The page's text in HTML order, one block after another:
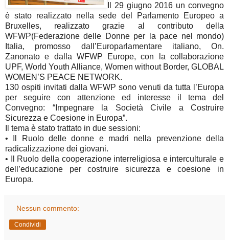
Il 29 giugno 2016 un convegno
è stato realizzato nella sede del Parlamento Europeo a
Bruxelles, realizzato grazie al contributo della
WFWP(Federazione delle Donne per la pace nel mondo)
Italia, promosso dall’Europarlamentare italiano, On.
Zanonato e dalla WFWP Europe, con la collaborazione
UPF, World Youth Alliance, Women without Border, GLOBAL
WOMEN’S PEACE NETWORK.
130 ospiti invitati dalla WFWP sono venuti da tutta l’Europa
per seguire con attenzione ed interesse il tema del
Convegno: “Impegnare la Società Civile a Costruire
Sicurezza e Coesione in Europa”.
Il tema è stato trattato in due sessioni:
•
Il Ruolo delle donne e madri nella prevenzione della
radicalizzazione dei giovani.
•
Il Ruolo della cooperazione interreligiosa e interculturale e
dell’educazione per costruire sicurezza e coesione in
Europa.
Nessun commento:
Condividi